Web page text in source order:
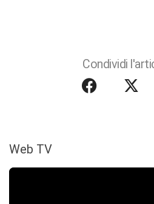
Condividi
Web TV